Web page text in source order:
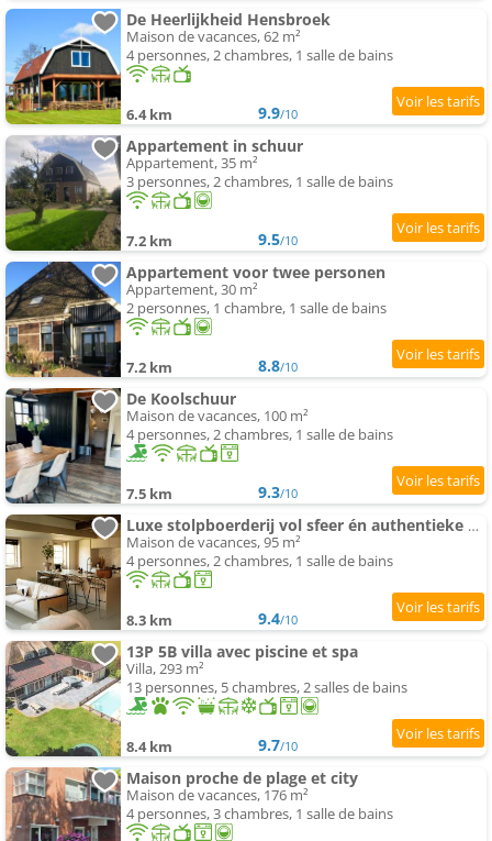
De Heerlijkheid Hensbroek
Maison de vacances, 62 m²
4 personnes, 2 chambres, 1 salle de bains
6.4 km 9.9/10
Appartement in schuur
Appartement, 35 m²
3 personnes, 2 chambres, 1 salle de bains
7.2 km 9.5/10
Appartement voor twee personen
Appartement, 30 m²
2 personnes, 1 chambre, 1 salle de bains
7.2 km 8.8/10
De Koolschuur
Maison de vacances, 100 m²
4 personnes, 2 chambres, 1 salle de bains
7.5 km 9.3/10
Luxe stolpboerderij vol sfeer én authentieke details voor 4
Maison de vacances, 95 m²
4 personnes, 2 chambres, 1 salle de bains
8.3 km 9.4/10
13P 5B villa avec piscine et spa
Villa, 293 m²
13 personnes, 5 chambres, 2 salles de bains
8.4 km 9.7/10
Maison proche de plage et city
Maison de vacances, 176 m²
4 personnes, 3 chambres, 1 salle de bains